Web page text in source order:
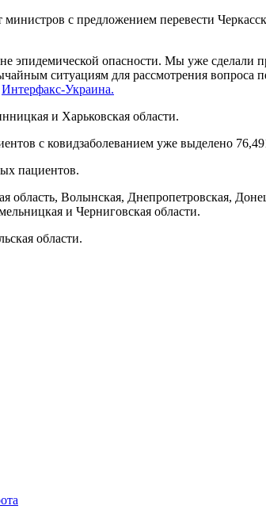
с предложением перевести
эпидемической опасности. Мы уже сделали
ситуациям для рассмотрения вопроса
Интерфакс-Украина.
и Харьковская области.
с ковидзаболеванием уже выделено
пациентов.
область, Волынская, Днепропетровская,
и Черниговская области.
области.